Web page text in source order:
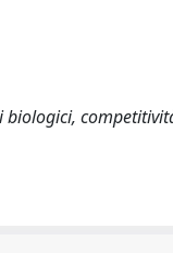
biologici,